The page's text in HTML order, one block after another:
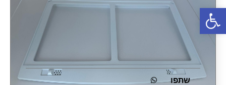
פתח סרגל נגישות
שתפו